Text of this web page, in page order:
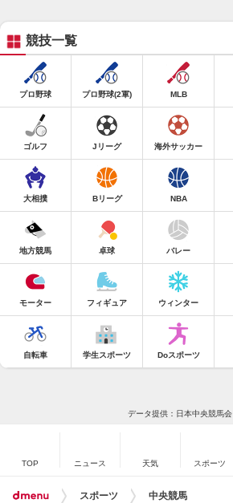
競技一覧
プロ野球 プロ野球(2軍) MLB
ゴルフ Jリーグ 海外サッカー
大相撲 Bリーグ NBA
地方競馬 卓球 バレー
モーター フィギュア ウィンター
自転車 学生スポーツ Doスポーツ
データ提供：日本中央競馬会
TOP ニュース 天気 スポーツ
スポーツ 中央競馬